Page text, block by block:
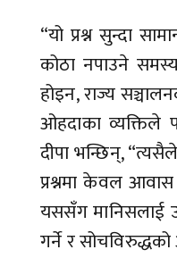
“यो प्रश्न सुन्दा
कोठा नपाउने
होइन, राज्य
ओहदाका व्यक्तिले
दीपा भन्छिन्, “त्यसैले
प्रश्नमा केवल
यससँग मानिसलाई
गर्ने र